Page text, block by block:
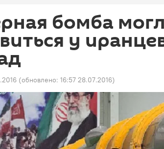
бомба
у
(обновлено: 16:57 28.07.2016)